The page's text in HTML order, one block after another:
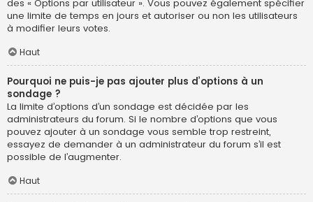
des « Options par utilisateur ». Vous pouvez également spécifier
une limite de temps en jours et autoriser ou non les utilisateurs
à modifier leurs votes.
Haut
Pourquoi ne puis-je pas ajouter plus d’options à un
sondage ?
La limite d’options d’un sondage est décidée par les
administrateurs du forum. Si le nombre d’options que vous
pouvez ajouter à un sondage vous semble trop restreint,
essayez de demander à un administrateur du forum s’il est
possible de l’augmenter.
Haut